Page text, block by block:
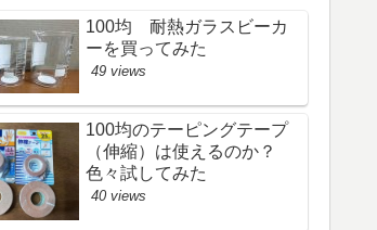
100均 耐熱ガラスビーカ
ーを買ってみた
49 views
100均のテーピングテープ
（伸縮）は使えるのか？
色々試してみた
40 views